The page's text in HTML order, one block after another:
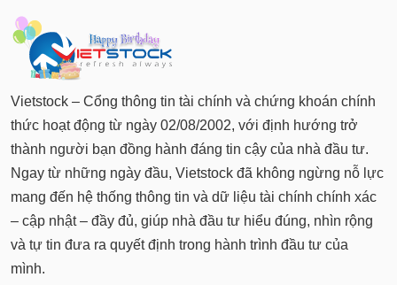
Vietstock – Cổng thông tin tài chính và chứng khoán chính
thức hoạt động từ ngày 02/08/2002, với định hướng trở
thành người bạn đồng hành đáng tin cậy của nhà đầu tư.
Ngay từ những ngày đầu, Vietstock đã không ngừng nỗ lực
mang đến hệ thống thông tin và dữ liệu tài chính chính xác
– cập nhật – đầy đủ, giúp nhà đầu tư hiểu đúng, nhìn rộng
và tự tin đưa ra quyết định trong hành trình đầu tư của
mình.